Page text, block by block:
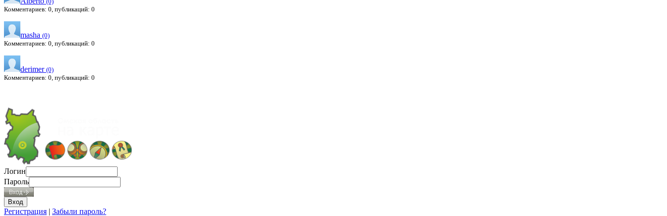
Комментариев: 0, публикаций: 0
masha (0)
Комментариев: 0, публикаций: 0
derimer (0)
Комментариев: 0, публикаций: 0
Логин
Пароль
Регистрация | Забыли пароль?